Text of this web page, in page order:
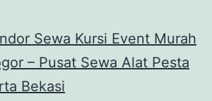
Sewa Kursi Event Murah
– Pusat Sewa Alat Pesta
Bekasi